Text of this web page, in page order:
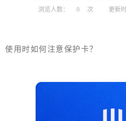
浏览人数： 0 次 更新
使用时如何注意保护卡？